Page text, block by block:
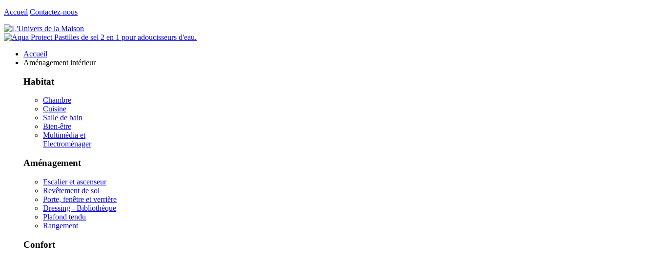
Accueil Contactez-nous
Accueil
Aménagement intérieur
Habitat
Chambre
Cuisine
Salle de bain
Bien-être
Multimédia et
Electroménager
Aménagement
Escalier et ascenseur
Revêtement de sol
Porte, fenêtre et verrière
Dressing - Bibliothèque
Plafond tendu
Rangement
Confort